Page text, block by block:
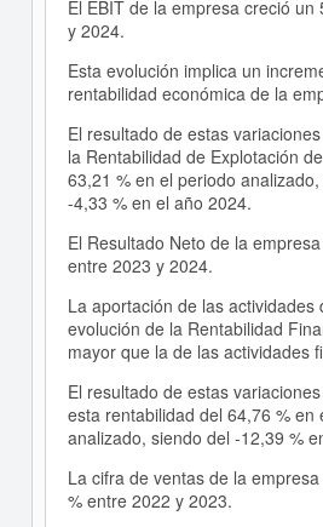
El EBIT de la empresa creció un
y 2024.
Esta evolución implica un
rentabilidad económica de la
El resultado de estas
la Rentabilidad de Explotación
63,21 % en el periodo
-4,33 % en el año 2024.
El Resultado Neto de la
entre 2023 y 2024.
La aportación de las actividades
evolución de la Rentabilidad
mayor que la de las actividades
El resultado de estas
esta rentabilidad del 64,76 % en
analizado, siendo del -12,39 %
La cifra de ventas de la
% entre 2022 y 2023.